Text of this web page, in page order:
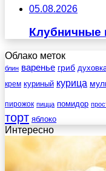
05.08.2026
Клубничные
Облако меток
блин варенье гриб
крем куриный курица
пирожок пицца помидор
торт яблоко
Интересно